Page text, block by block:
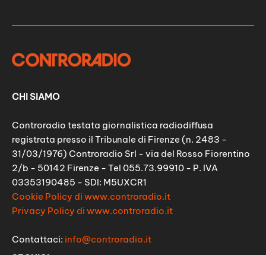
CHI SIAMO
Controradio testata giornalistica radiodiffusa
registrata presso il Tribunale di Firenze (n. 2483 -
31/03/1976) Controradio Srl - via del Rosso Fiorentino
2/b - 50142 Firenze - Tel 055.73.99910 - P. IVA
03353190485 - SDI: M5UXCR1
Cookie Policy di www.controradio.it
Privacy Policy di www.controradio.it
Contattaci: info@controradio.it